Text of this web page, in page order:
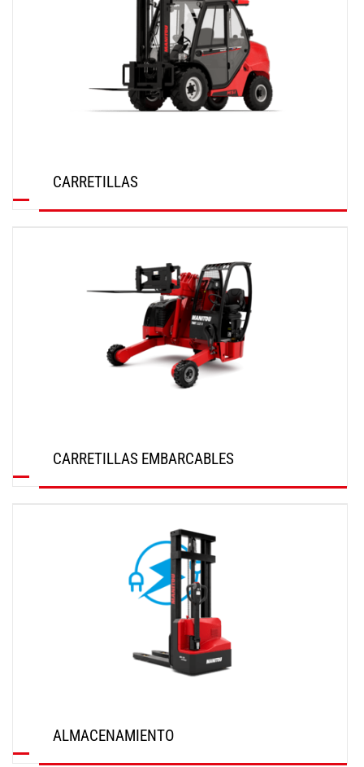
CARRETILLAS
CARRETILLAS EMBARCABLES
ALMACENAMIENTO